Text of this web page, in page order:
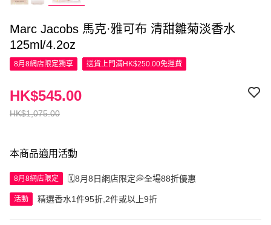
Marc Jacobs 馬克·雅可布 清甜雛菊淡香水
125ml/4.2oz
8月8網店限定獨享 送貨上門滿HK$250.00免運費
HK$1,075.00
HK$545.00
本商品適用活動
8月8網店限定 🗓️8月8日網店限定💭全場88折優惠
活動 精選香水1件95折,2件或以上9折